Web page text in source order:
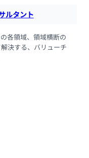
ルタント
各領域、領域横断の
決する、バリューチ